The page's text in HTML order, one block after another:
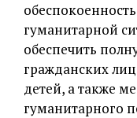
гуманитарной
обеспечить
гражданских
детей, а также
гуманитарного